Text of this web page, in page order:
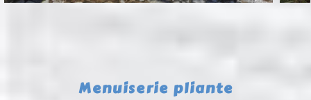
Menuiserie pliante